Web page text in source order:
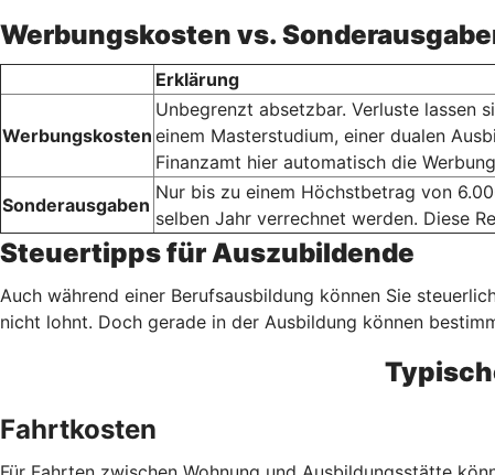
Werbungskosten vs.
Erklärung
Werbungskosten
Unbegrenzt absetzbar. Verluste lassen
einem Masterstudium, einer dualen
Finanzamt hier automatisch die
Sonderausgaben
Nur bis zu einem Höchstbetrag von
selben Jahr verrechnet werden. Diese
Steuertipps für Auszubildende
Auch während einer Berufsausbildung können Sie
nicht lohnt. Doch gerade in der Ausbildung können
Fahrtkosten